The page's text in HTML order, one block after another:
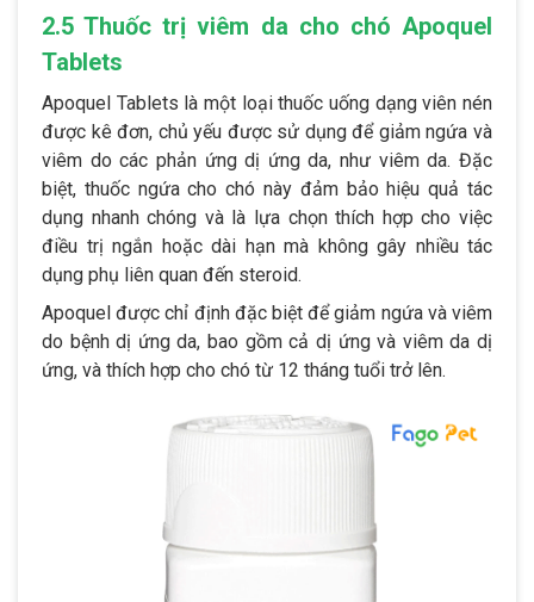
2.5 Thuốc trị viêm da cho chó Apoquel
Tablets
Apoquel Tablets là một loại thuốc uống dạng viên nén
được kê đơn, chủ yếu được sử dụng để giảm ngứa và
viêm do các phản ứng dị ứng da, như viêm da. Đặc
biệt, thuốc ngứa cho chó này đảm bảo hiệu quả tác
dụng nhanh chóng và là lựa chọn thích hợp cho việc
điều trị ngắn hoặc dài hạn mà không gây nhiều tác
dụng phụ liên quan đến steroid.
Apoquel được chỉ định đặc biệt để giảm ngứa và viêm
do bệnh dị ứng da, bao gồm cả dị ứng và viêm da dị
ứng, và thích hợp cho chó từ 12 tháng tuổi trở lên.